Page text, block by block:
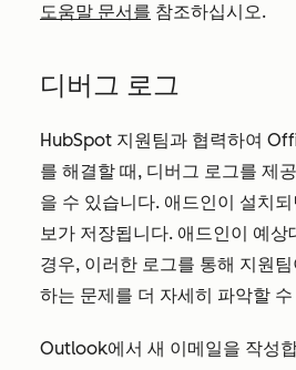
도움말 문서를 참조하십시오.
디버그 로그
HubSpot 지원팀과 협력하여
를 해결할 때, 디버그 로그를 제
을 수 있습니다. 애드인이 설치
보가 저장됩니다. 애드인이 예상
경우, 이러한 로그를 통해 지원
하는 문제를 더 자세히 파악할
Outlook에서 새 이메일을 작성